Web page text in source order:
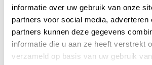
informatie over uw gebruik van onze
partners voor social media, adverteren
partners kunnen deze gegevens
informatie die u aan ze heeft verstrekt
verzameld op basis van uw gebruik